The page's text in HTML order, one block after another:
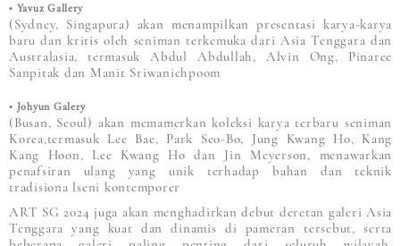
• Yavuz Gallery
(Sydney, Singapura) akan menampilkan presentasi karya-karya
baru dan kritis oleh seniman terkemuka dari Asia Tenggara dan
Australasia, termasuk Abdul Abdullah, Alvin Ong, Pinaree
Sanpitak dan Manit Sriwanichpoom
• Johyun Galery
(Busan, Seoul) akan memamerkan koleksi karya terbaru seniman
Korea,termasuk Lee Bae, Park Seo-Bo, Jung Kwang Ho, Kang
Kang Hoon, Lee Kwang Ho dan Jin Meyerson, menawarkan
penafsiran ulang yang unik terhadap bahan dan teknik
tradisiona lseni kontemporer
ART SG 2024 juga akan menghadirkan debut deretan galeri Asia
Tenggara yang kuat dan dinamis di pameran tersebut, serta